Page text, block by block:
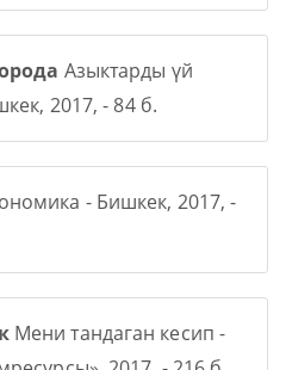
Азыктарды үй
2017, - 84 б.
- Бишкек, 2017, -
Мени тандаган кесип -